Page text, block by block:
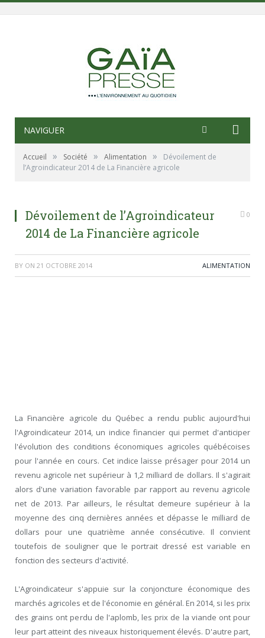
NAVIGUER
Accueil » Société » Alimentation »
Dévoilement de
l’Agroindicateur 2014 de La Financière agricole
Dévoilement de l’Agroindicateur
2014 de La Financière agricole
0
BY ON 21 OCTOBRE 2014 ALIMENTATION
La Financière agricole du Québec a rendu public aujourd'hui
l'Agroindicateur 2014, un indice financier qui permet d'anticiper
l'évolution des conditions économiques agricoles québécoises
pour l'année en cours. Cet indice laisse présager pour 2014 un
revenu agricole net supérieur à 1,2 milliard de dollars. Il s'agirait
alors d'une variation favorable par rapport au revenu agricole
net de 2013. Par ailleurs, le résultat demeure supérieur à la
moyenne des cinq dernières années et dépasse le milliard de
dollars pour une quatrième année consécutive. Il convient
toutefois de souligner que le portrait dressé est variable en
fonction des secteurs d'activité.
L'Agroindicateur s'appuie sur la conjoncture économique des
marchés agricoles et de l'économie en général. En 2014, si les prix
des grains ont perdu de l'aplomb, les prix de la viande ont pour
leur part atteint des niveaux historiquement élevés. D'autre part,